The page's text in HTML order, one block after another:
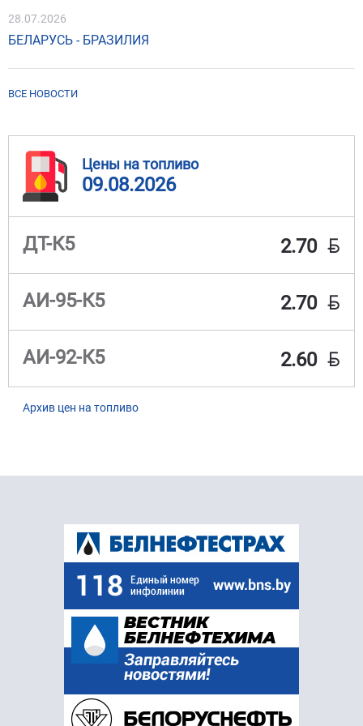
28.07.2026
БЕЛАРУСЬ - БРАЗИЛИЯ
ВСЕ НОВОСТИ
Цены на топливо
09.08.2026
ДТ-К5 2.70 BYN
АИ-95-К5 2.70 BYN
АИ-92-К5 2.60 BYN
Архив цен на топливо